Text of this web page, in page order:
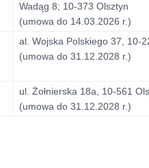
Wadąg 8; 10-373 Olsztyn
(umowa do 14.03.2026 r.)
al. Wojska Polskiego 37, 10-
(umowa do 31.12.2028 r.)
ul. Żołnierska 18a, 10-561
(umowa do 31.12.2028 r.)